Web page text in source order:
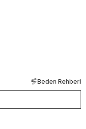
Beden Rehberi